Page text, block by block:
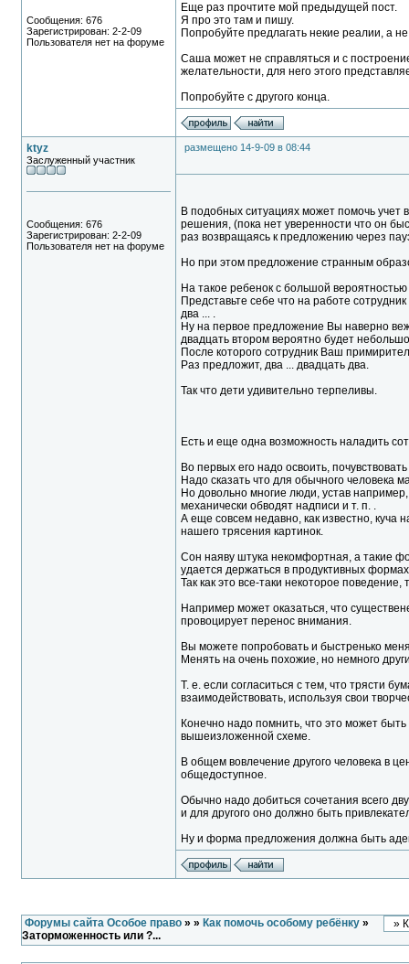
Сообщения: 676
Зарегистрирован: 2-2-09
Пользователя нет на форуме
Еще раз прочтите мой предыдущей пост.
Я про это там и пишу.
Попробуйте предлагать некие реалии, а
Саша может не справляться и с
желательности, для него этого
Попробуйте с другого конца.
ktyz
Заслуженный участник
Сообщения: 676
Зарегистрирован: 2-2-09
Пользователя нет на форуме
размещено 14-9-09 в 08:44
В подобных ситуациях может помочь учет
решения, (пока нет уверенности что он
раз возвращаясь к предложению через
Но при этом предложение странным
На такое ребенок с большой
Представьте себе что на работе
два ... .
Ну на первое предложение Вы наверно
двадцать втором вероятно будет
После которого сотрудник Ваш
Раз предложит, два ... двадцать два.
Так что дети удивительно терпеливы.
Есть и еще одна возможность наладить
Во первых его надо освоить, почувствовать
Надо сказать что для обычного человека
Но довольно многие люди, устав
механически обводят надписи и т. п. .
А еще совсем недавно, как известно, куча
нашего трясения картинок.
Сон наяву штука некомфортная, а такие
удается держаться в продуктивных формах
Так как это все-таки некоторое
Например может оказаться, что
провоцирует перенос внимания.
Вы можете попробовать и быстренько
Менять на очень похожие, но немного
Т. е. если согласиться с тем, что трясти
взаимодействовать, используя свои
Конечно надо помнить, что это может
вышеизложенной схеме.
В общем вовлечение другого человека в
общедоступное.
Обычно надо добиться сочетания всего
и для другого оно должно быть
Ну и форма предложения должна быть
Форумы сайта Особое право» » Как помочь особому ребёнку»
Заторможенность или ?...